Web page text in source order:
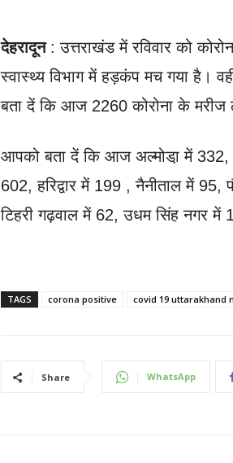
देहरादून: उत्तराखंड में रविवार को
स्वास्थ्य विभाग में हड़कंप मच गया है।
बता दें कि आज 2260 कोरोना के मरीज
आपको बता दें कि आज अल्मोडा़ में 332,
602, हरिद्वार में 199 , नैनीताल में
टिहरी गढ़वाल में 62, उधम सिंह नगर में
TAGS corona positive covid 19 uttarakhand
Share WhatsApp